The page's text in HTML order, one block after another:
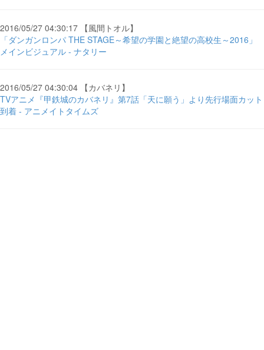
2016/05/27 04:30:17 【風間トオル】
「ダンガンロンパ THE STAGE～希望の学園と絶望の高校生～2016」
メインビジュアル - ナタリー
2016/05/27 04:30:04 【カバネリ】
TVアニメ『甲鉄城のカバネリ』第7話「天に願う」より先行場面カット
到着 - アニメイトタイムズ